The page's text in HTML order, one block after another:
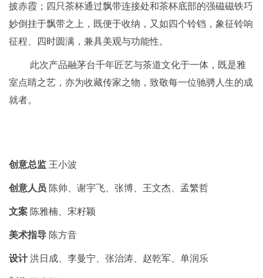
披赤霞；四只茶杯通过飘带连接处和茶杯底部的强磁磁铁巧
妙倒挂于飘带之上，既便于收纳，又如四个铃铛，象征铃响
征程、四时圆满，兼具美观与功能性。
此次产品融茅台千年匠艺与茶道文化于一体，既是雅
室点睛之艺，亦为收藏传家之物，致敬每一位驰骋人生的成
就者。
创意总监 王小波
创意人员 陈帅、谢宇飞、张博、王文杰、孟繁哲
文案 陈雅楠、宋籽颖
美术指导 陈方音
设计洪日成、李曼宁、张治涛、赵乾军、单润乐